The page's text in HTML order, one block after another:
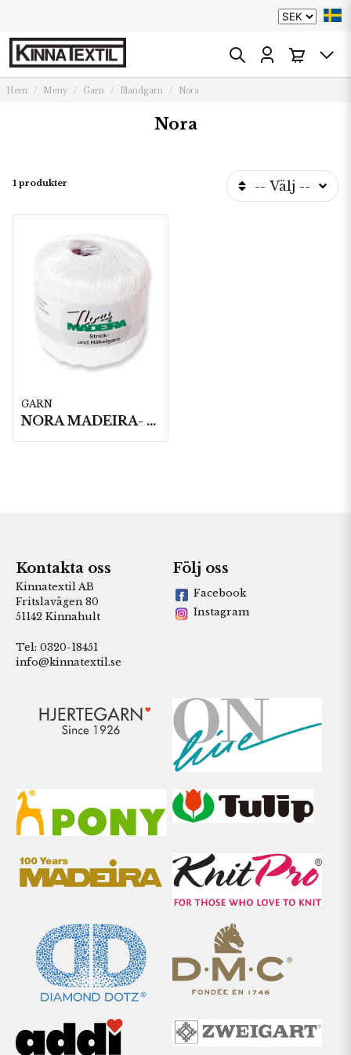
Hem Meny Garn Blandgarn Nora
Nora
1 produkter -- Välj --
GARN
NORA MADEIRA- 5x25g
Kontakta oss
Kinnatextil AB
Fritslavägen 80
51142 Kinnahult
Tel: 0320-18451
info@kinnatextil.se
Följ oss
Facebook
Instagram